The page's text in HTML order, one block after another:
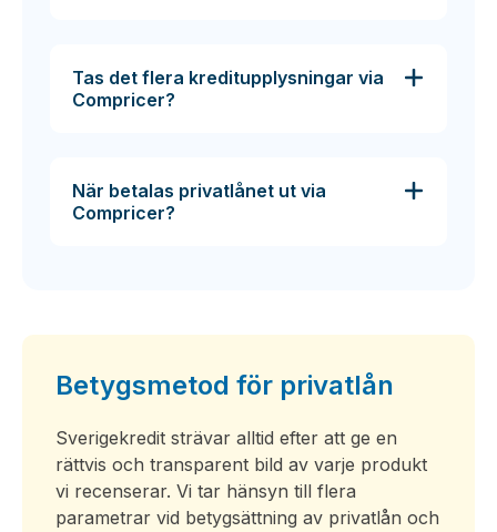
Tas det flera kreditupplysningar via
Compricer?
När betalas privatlånet ut via
Compricer?
Betygsmetod för privatlån
Sverigekredit strävar alltid efter att ge en
rättvis och transparent bild av varje produkt
vi recenserar. Vi tar hänsyn till flera
parametrar vid betygsättning av privatlån och